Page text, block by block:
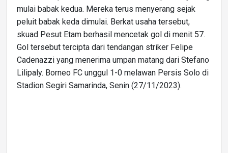
mulai babak kedua. Mereka terus menyerang sejak
peluit babak keda dimulai. Berkat usaha tersebut,
skuad Pesut Etam berhasil mencetak gol di menit 57.
Gol tersebut tercipta dari tendangan striker Felipe
Cadenazzi yang menerima umpan matang dari Stefano
Lilipaly. Borneo FC unggul 1-0 melawan Persis Solo di
Stadion Segiri Samarinda, Senin (27/11/2023).